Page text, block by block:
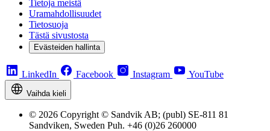
Tietoja meistä
Uramahdollisuudet
Tietosuoja
Tästä sivustosta
Evästeiden hallinta
LinkedIn Facebook Instagram YouTube
Vaihda kieli
© 2026 Copyright © Sandvik AB; (publ) SE-811 81
Sandviken, Sweden Puh. +46 (0)26 260000